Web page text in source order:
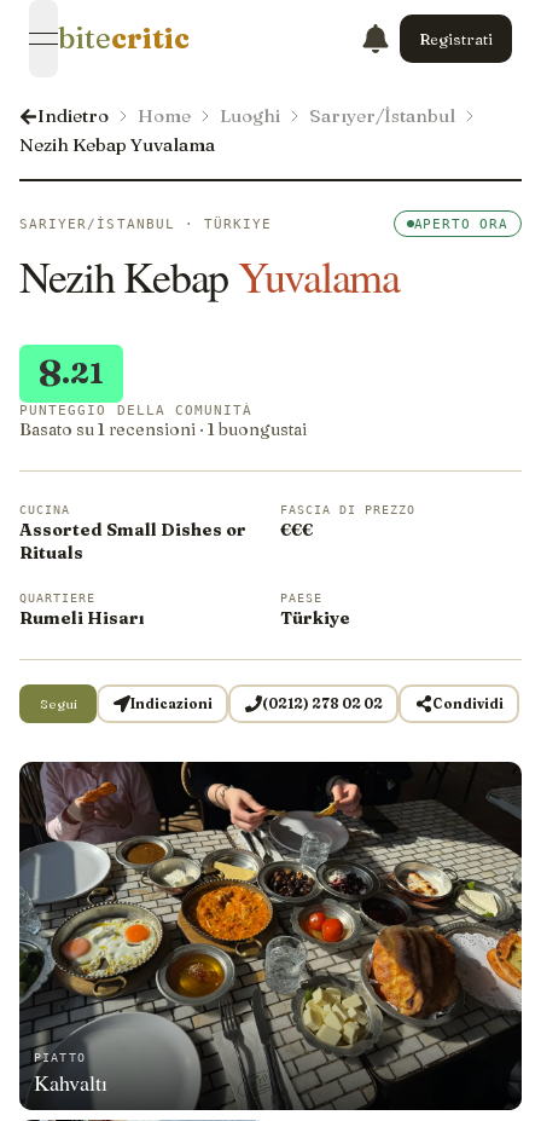
open navigation menu
bitecritic Registrati
Indietro Home Luoghi
Sarıyer/İstanbul
Nezih Kebap Yuvalama
PIATTO
Kahvaltı
SARIYER/İSTANBUL · TÜRKIYE APERTO ORA
Nezih KebapYuvalama
8.21
PUNTEGGIO DELLA COMUNITÀ
Basato su 1 recensioni · 1 buongustai
CUCINA
Assorted Small Dishes or
Rituals
FASCIA DI PREZZO
€€€
QUARTIERE
Rumeli Hisarı
PAESE
Türkiye
Segui Indicazioni (0212) 278 02 02 Condividi